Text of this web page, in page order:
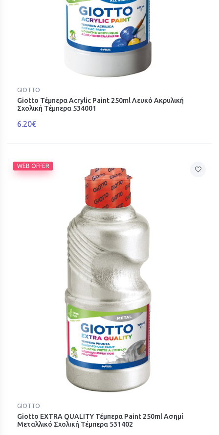
GIOTTO
Giotto Τέμπερα Acrylic Paint 250ml Λευκό Ακρυλική
Σχολική Τέμπερα 534001
6.20€
WEB OFFER
GIOTTO
Giotto EXTRA QUALITY Τέμπερα Paint 250ml Ασημί
Μεταλλικό Σχολική Τέμπερα 531402